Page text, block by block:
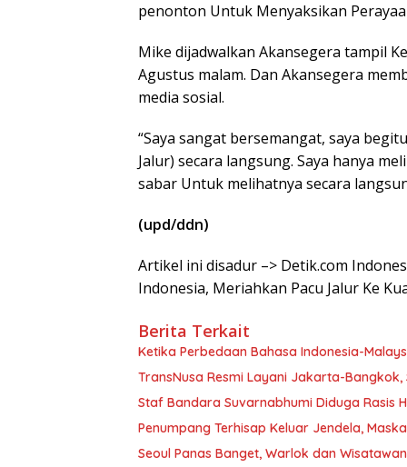
penonton Untuk Menyaksikan
Mike dijadwalkan Akansegera tampil
Agustus malam. Dan Akansegera
media sosial.
“Saya sangat bersemangat, saya
Jalur) secara langsung. Saya hanya
sabar Untuk melihatnya secara
(upd/ddn)
Artikel ini disadur –> Detik.com
Indonesia, Meriahkan Pacu Jalur Ke
Berita Terkait
Ketika Perbedaan Bahasa Indonesia-
TransNusa Resmi Layani Jakarta-
Staf Bandara Suvarnabhumi Diduga Rasis
Penumpang Terhisap Keluar Jendela,
Seoul Panas Banget, Warlok dan